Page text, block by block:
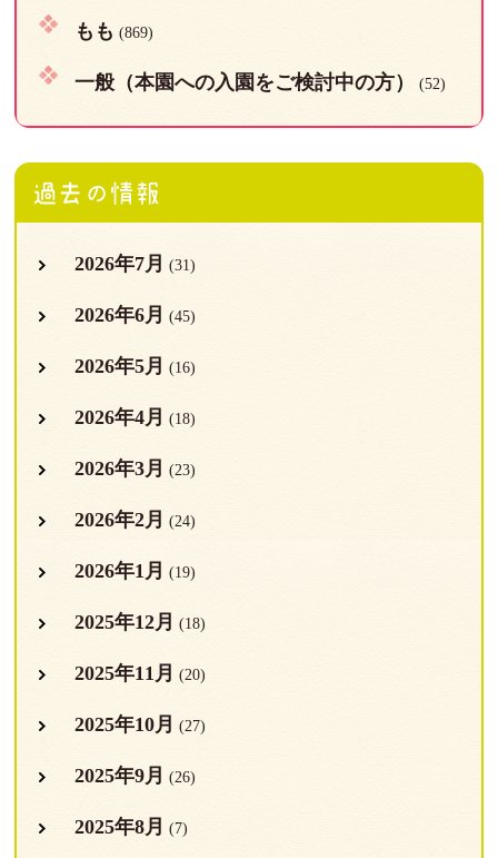
もも (869)
一般（本園への入園をご検討中の方） (52)
過去の情報
2026年7月 (31)
2026年6月 (45)
2026年5月 (16)
2026年4月 (18)
2026年3月 (23)
2026年2月 (24)
2026年1月 (19)
2025年12月 (18)
2025年11月 (20)
2025年10月 (27)
2025年9月 (26)
2025年8月 (7)